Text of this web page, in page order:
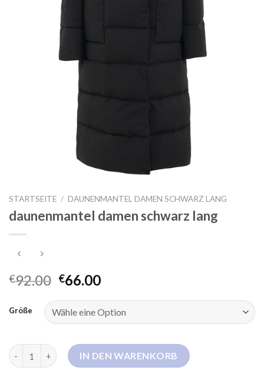
STARTSEITE / DAUNENMANTEL DAMEN SCHWARZ LANG
daunenmantel damen schwarz lang
€92.00 €66.00
Größe
daunenmantel damen schwarz lang Menge
IN DEN WARENKORB